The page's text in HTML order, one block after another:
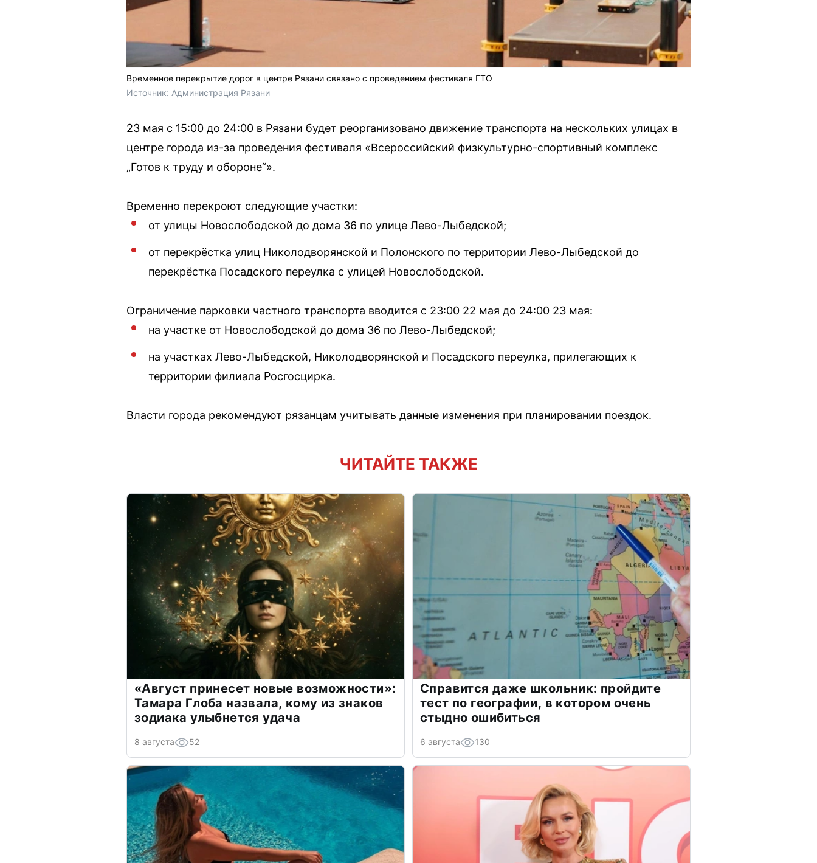
Временное перекрытие дорог в центре Рязани связано с проведением фестиваля ГТО
Источник: Администрация Рязани
23 мая с 15:00 до 24:00 в Рязани будет реорганизовано движение транспорта на нескольких улицах в
центре города из-за проведения фестиваля «Всероссийский физкультурно-спортивный комплекс
„Готов к труду и обороне“».
Временно перекроют следующие участки:
от улицы Новослободской до дома 36 по улице Лево-Лыбедской;
от перекрёстка улиц Николодворянской и Полонского по территории Лево-Лыбедской до
перекрёстка Посадского переулка с улицей Новослободской.
Ограничение парковки частного транспорта вводится с 23:00 22 мая до 24:00 23 мая:
на участке от Новослободской до дома 36 по Лево-Лыбедской;
на участках Лево-Лыбедской, Николодворянской и Посадского переулка, прилегающих к
территории филиала Росгосцирка.
Власти города рекомендуют рязанцам учитывать данные изменения при планировании поездок.
ЧИТАЙТЕ ТАКЖЕ
«Август принесет новые возможности»:
Тамара Глоба назвала, кому из знаков
зодиака улыбнется удача
8 августа 52
Справится даже школьник: пройдите
тест по географии, в котором очень
стыдно ошибиться
6 августа 130